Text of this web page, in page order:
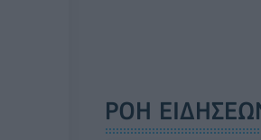
ΡΟΗ